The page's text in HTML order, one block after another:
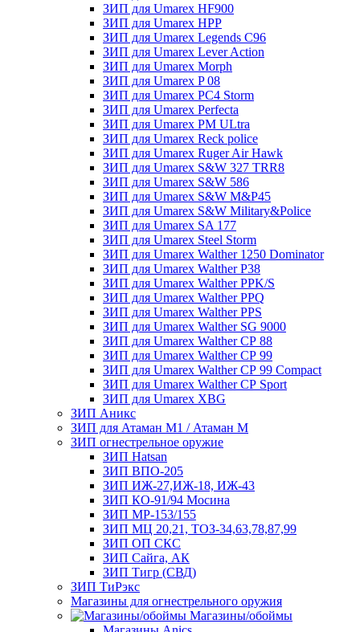
ЗИП для Umarex HF900
ЗИП для Umarex HPP
ЗИП для Umarex Legends C96
ЗИП для Umarex Lever Action
ЗИП для Umarex Morph
ЗИП для Umarex P 08
ЗИП для Umarex PC4 Storm
ЗИП для Umarex Perfecta
ЗИП для Umarex PM ULtra
ЗИП для Umarex Reck police
ЗИП для Umarex Ruger Air Hawk
ЗИП для Umarex S&W 327 TRR8
ЗИП для Umarex S&W 586
ЗИП для Umarex S&W M&P45
ЗИП для Umarex S&W Military&Police
ЗИП для Umarex SA 177
ЗИП для Umarex Steel Storm
ЗИП для Umarex Walther 1250 Dominator
ЗИП для Umarex Walther P38
ЗИП для Umarex Walther PPK/S
ЗИП для Umarex Walther PPQ
ЗИП для Umarex Walther PPS
ЗИП для Umarex Walther SG 9000
ЗИП для Umarex Walther СР 88
ЗИП для Umarex Walther СР 99
ЗИП для Umarex Walther СР 99 Compact
ЗИП для Umarex Walther СР Sport
ЗИП для Umarex XBG
ЗИП Аникс
ЗИП для Атаман М1 / Атаман М
ЗИП огнестрельное оружие
ЗИП Hatsan
ЗИП ВПО-205
ЗИП ИЖ-27,ИЖ-18, ИЖ-43
ЗИП КО-91/94 Мосина
ЗИП МР-153/155
ЗИП МЦ 20,21, ТОЗ-34,63,78,87,99
ЗИП ОП СКС
ЗИП Сайга, АК
ЗИП Тигр (СВД)
ЗИП ТиРэкс
Магазины для огнестрельного оружия
Магазины/обоймы